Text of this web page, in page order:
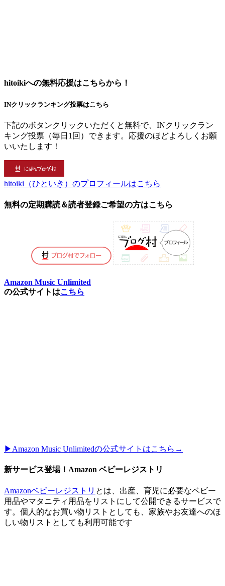
hitoikiへの無料応援はこちらから！
INクリックランキング投票はこちら
下記のボタンクリックいただくと無料で、INクリックラン
キング投票（毎日1回）できます。応援のほどよろしくお願
いいたします！
hitoiki（ひといき）のプロフィールはこちら
無料の定期購読＆読者登録ご希望の方はこちら
Amazon Music Unlimited
の公式サイトはこちら
▶︎Amazon Music Unlimitedの公式サイトはこちら→
新サービス登場！Amazon ベビーレジストリ
Amazonベビーレジストリ とは、出産、育児に必要なベビー
用品やマタニティ用品をリストにして公開できるサービスで
す。個人的なお買い物リストとしても、家族やお友達へのほ
しい物リストとしても利用可能です